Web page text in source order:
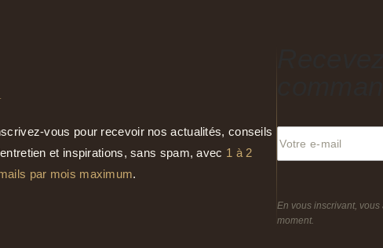
vous pour recevoir nos actualités, conseils
et inspirations, sans spam, avec 1 à 2
par mois maximum.
En vous inscrivant,
moment.